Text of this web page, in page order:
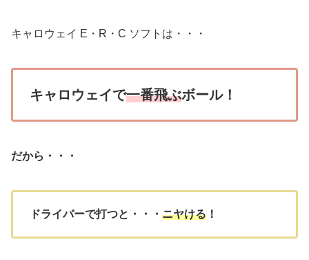
キャロウェイ E・R・C ソフトは・・・
キャロウェイで一番飛ぶボール！
だから・・・
ドライバーで打つと・・・ ニヤける ！